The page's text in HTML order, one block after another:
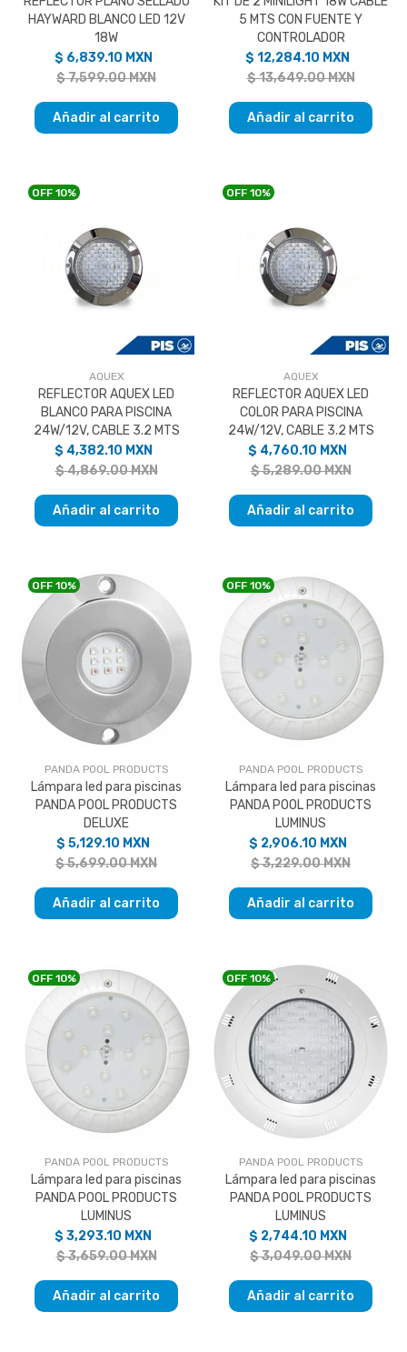
HAYWARD BLANCO LED 12V
18W
$ 6,839.10 MXN
$ 7,599.00 MXN
Añadir al carrito
5 MTS CON FUENTE Y
CONTROLADOR
$ 12,284.10 MXN
$ 13,649.00 MXN
Añadir al carrito
OFF 10%
AQUEX
REFLECTOR AQUEX LED
BLANCO PARA PISCINA
24W/12V, CABLE 3.2 MTS
$ 4,382.10 MXN
$ 4,869.00 MXN
Añadir al carrito
OFF 10%
AQUEX
REFLECTOR AQUEX LED
COLOR PARA PISCINA
24W/12V, CABLE 3.2 MTS
$ 4,760.10 MXN
$ 5,289.00 MXN
Añadir al carrito
OFF 10%
PANDA POOL PRODUCTS
Lámpara led para piscinas
PANDA POOL PRODUCTS
DELUXE
$ 5,129.10 MXN
$ 5,699.00 MXN
Añadir al carrito
OFF 10%
PANDA POOL PRODUCTS
Lámpara led para piscinas
PANDA POOL PRODUCTS
LUMINUS
$ 2,906.10 MXN
$ 3,229.00 MXN
Añadir al carrito
OFF 10%
PANDA POOL PRODUCTS
Lámpara led para piscinas
PANDA POOL PRODUCTS
LUMINUS
$ 3,293.10 MXN
$ 3,659.00 MXN
Añadir al carrito
OFF 10%
PANDA POOL PRODUCTS
Lámpara led para piscinas
PANDA POOL PRODUCTS
LUMINUS
$ 2,744.10 MXN
$ 3,049.00 MXN
Añadir al carrito